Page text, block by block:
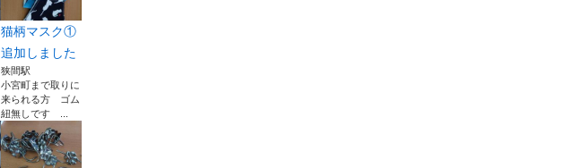
猫柄マスク①
追加しました
狭間駅
小宮町まで取りに
来られる方 ゴム
紐無しです ...